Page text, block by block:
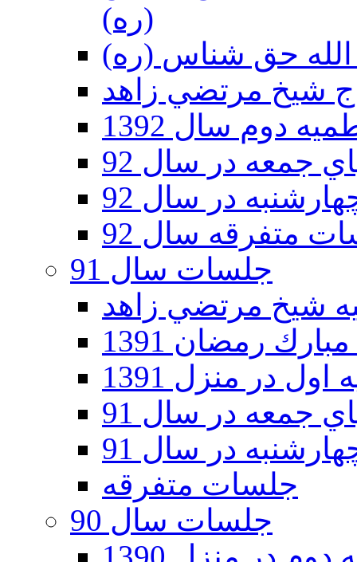
(ره)
دوم سال 1392
جمعه در سال 92
در سال 92
متفرقه سال 92
جلسات سال 91
رمضان 1391
در منزل 1391
جمعه در سال 91
در سال 91
جلسات متفرقه
جلسات سال 90